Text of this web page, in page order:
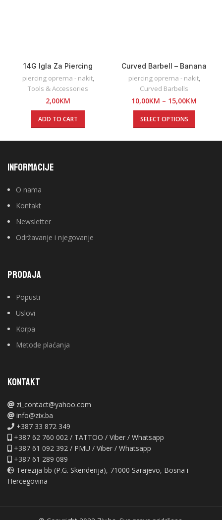
14G Igla Za Piercing
piercing oprema - nakit,
Tools & Accessories
2,00KM
ADD TO CART
Curved Barbell – Banana
piercing oprema - nakit,
Curved Barbells
10,00KM – 15,00KM
SELECT OPTIONS
INFORMACIJE
O nama
Kontakt
Newsletter
Održavanje i njegovanje
PRODAJA
Popusti
Uslovi
Korpa
Metode plaćanja
KONTAKT
zi_contact@yahoo.com
info@zix.ba
+387 33 872 349
+387 62 760 002 / TATTOO / Viber / Whatsapp
+387 61 092 392 / PMU / Viber / Whatsapp
+387 61 289 089
Terezija bb (P.G. Skenderija), 71000 Sarajevo, Bosna i
Hercegovina